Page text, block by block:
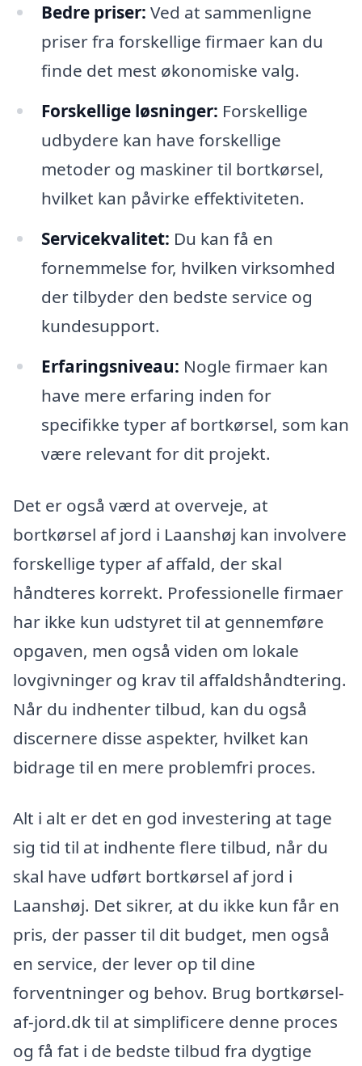
Bedre priser: Ved at sammenligne
priser fra forskellige firmaer kan du
finde det mest økonomiske valg.
Forskellige løsninger: Forskellige
udbydere kan have forskellige
metoder og maskiner til bortkørsel,
hvilket kan påvirke effektiviteten.
Servicekvalitet: Du kan få en
fornemmelse for, hvilken virksomhed
der tilbyder den bedste service og
kundesupport.
Erfaringsniveau: Nogle firmaer kan
have mere erfaring inden for
specifikke typer af bortkørsel, som kan
være relevant for dit projekt.
Det er også værd at overveje, at
bortkørsel af jord i Laanshøj kan involvere
forskellige typer af affald, der skal
håndteres korrekt. Professionelle firmaer
har ikke kun udstyret til at gennemføre
opgaven, men også viden om lokale
lovgivninger og krav til affaldshåndtering.
Når du indhenter tilbud, kan du også
discernere disse aspekter, hvilket kan
bidrage til en mere problemfri proces.
Alt i alt er det en god investering at tage
sig tid til at indhente flere tilbud, når du
skal have udført bortkørsel af jord i
Laanshøj. Det sikrer, at du ikke kun får en
pris, der passer til dit budget, men også
en service, der lever op til dine
forventninger og behov. Brug bortkørsel-
af-jord.dk til at simplificere denne proces
og få fat i de bedste tilbud fra dygtige